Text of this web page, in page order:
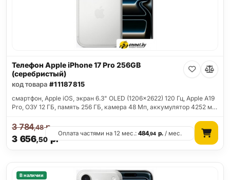
Телефон Apple iPhone 17 Pro 256GB
(серебристый)
код товара #11187815
смартфон, Apple iOS, экран 6.3" OLED (1206x2622) 120 Гц, Apple A19
Pro, ОЗУ 12 ГБ, память 256 ГБ, камера 48 Мп, аккумулятор 4252 м…
3 656,50 р.
3 784,48р.
Оплата частями на 12 мес.:484,94 р./ мес.
В наличии